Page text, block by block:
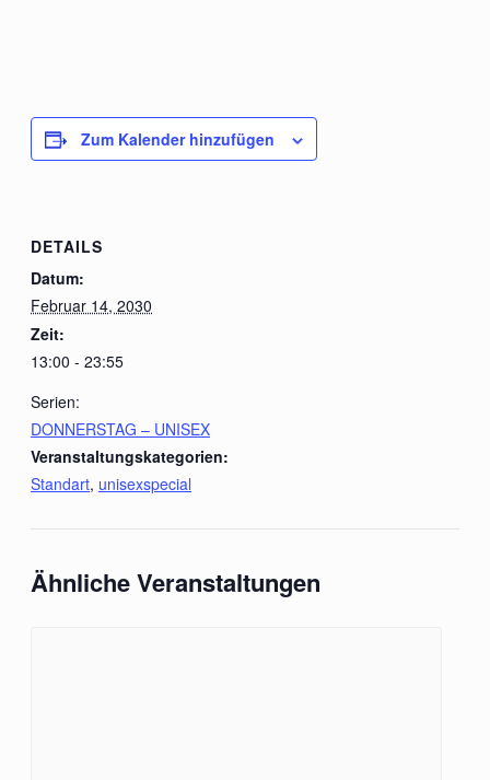
Zum Kalender hinzufügen
DETAILS
Datum:
Februar 14, 2030
Zeit:
13:00 - 23:55
Serien:
DONNERSTAG – UNISEX
Veranstaltungskategorien:
Standart, unisexspecial
Ähnliche Veranstaltungen